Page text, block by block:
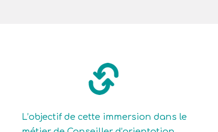
L’objectif de cette immersion dans le